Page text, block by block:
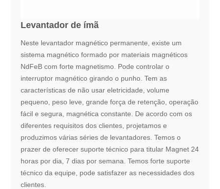
Levantador de ímã
Neste levantador magnético permanente, existe um
sistema magnético formado por materiais magnéticos
NdFeB com forte magnetismo. Pode controlar o
interruptor magnético girando o punho. Tem as
características de não usar eletricidade, volume
pequeno, peso leve, grande força de retenção, operação
fácil e segura, magnética constante. De acordo com os
diferentes requisitos dos clientes, projetamos e
produzimos várias séries de levantadores. Temos o
prazer de oferecer suporte técnico para titular Magnet 24
horas por dia, 7 dias por semana. Temos forte suporte
técnico da equipe, pode satisfazer as necessidades dos
clientes.